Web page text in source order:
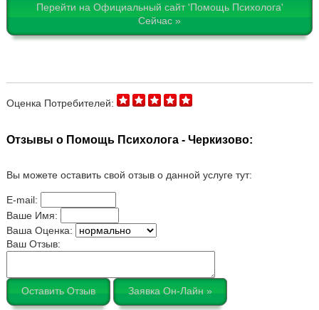
Перейти на Официальный сайт 'Помощь Психолога'
Сейчас »
Оценка Потребителей:
Отзывы о Помощь Психолога - Черкизово:
Вы можете оставить свой отзыв о данной услуге тут:
E-mail:
Ваше Имя:
Ваша Оценка:
Ваш Отзыв:
Оставить Отзыв Заявка Он-Лайн »